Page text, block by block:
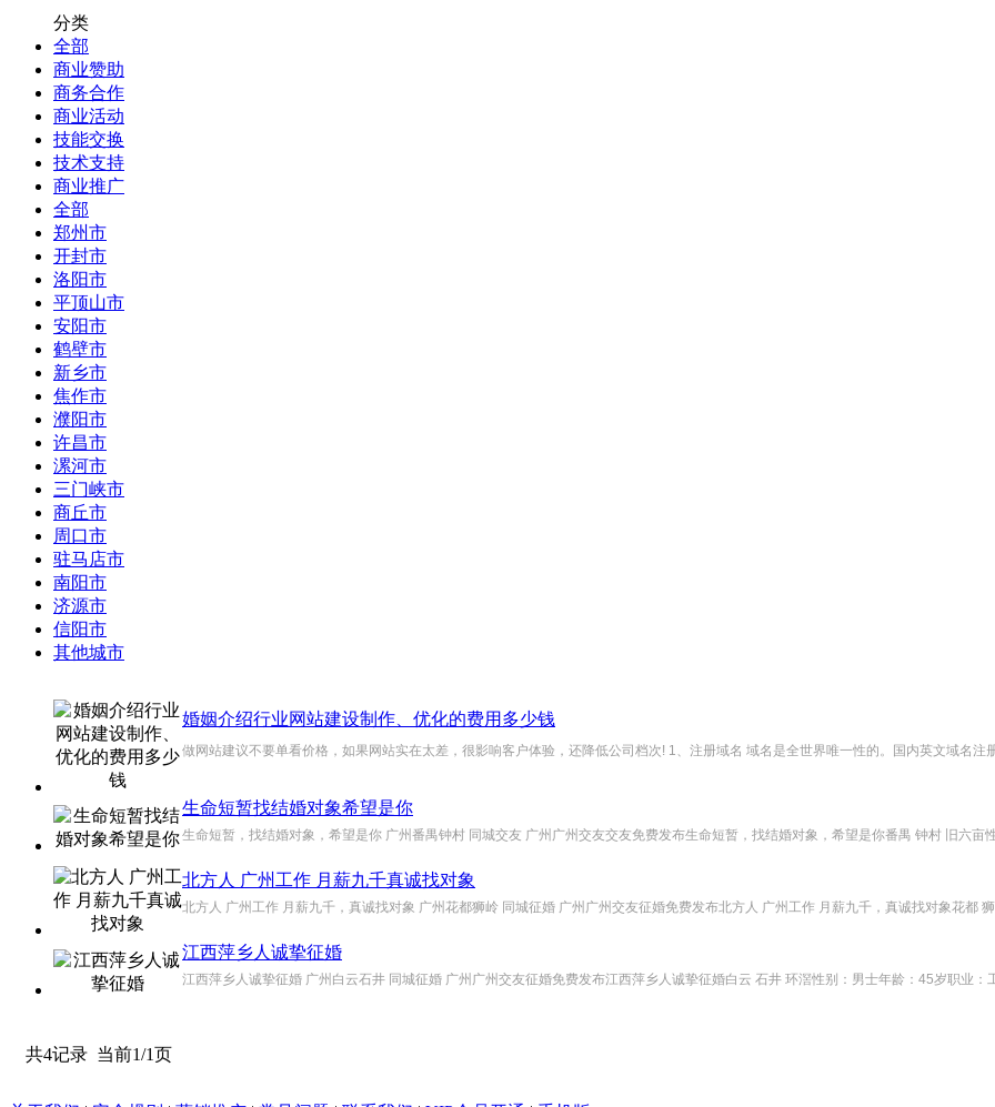
分类
全部
商业赞助
商务合作
商业活动
技能交换
技术支持
商业推广
全部
郑州市
开封市
洛阳市
平顶山市
安阳市
鹤壁市
新乡市
焦作市
濮阳市
许昌市
漯河市
三门峡市
商丘市
周口市
驻马店市
南阳市
济源市
信阳市
其他城市
婚姻介绍行业网站建设制作、优化的费用多少钱
做网站建议不要单看价格，如果网站实在太差，很影响客户体验，还降低公司档次! 1、注册域名 域名是全世界唯一性的。国内英文域名注
生命短暂找结婚对象希望是你
生命短暂，找结婚对象，希望是你 广州番禺钟村 同城交友 广州广州交友交友免费发布生命短暂，找结婚对象，希望是你番禺 钟村 旧六亩
北方人 广州工作 月薪九千真诚找对象
北方人 广州工作 月薪九千，真诚找对象 广州花都狮岭 同城征婚 广州广州交友征婚免费发布北方人 广州工作 月薪九千，真诚找对象花都
江西萍乡人诚挚征婚
江西萍乡人诚挚征婚 广州白云石井 同城征婚 广州广州交友征婚免费发布江西萍乡人诚挚征婚白云 石井 环滘性别：男士年龄：45岁职业：
共4记录 当前1/1页